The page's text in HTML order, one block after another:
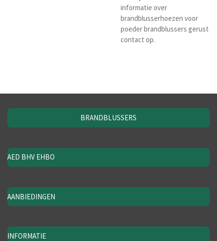
informatie over
brandblusserhoezen voor
poeder brandblussers gerust
contact op.
BRANDBLUSSERS
AED BHV EHBO
AANBIEDINGEN
INFORMATIE